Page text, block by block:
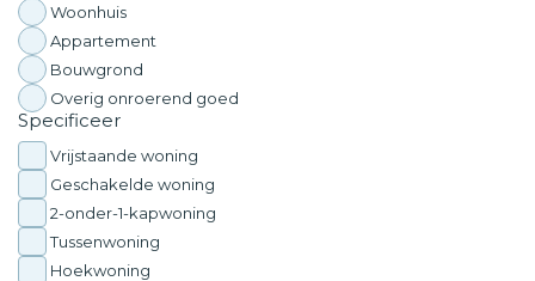
Woonhuis
Appartement
Bouwgrond
Overig onroerend goed
Specificeer
Vrijstaande woning
Geschakelde woning
2-onder-1-kapwoning
Tussenwoning
Hoekwoning